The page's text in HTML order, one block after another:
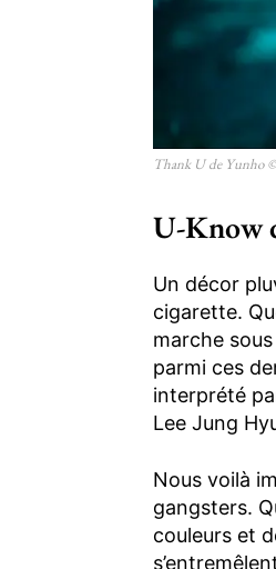
Thank U de Yunho
U-Know
Un décor
cigarette.
marche
parmi ces
interprété
Lee Jung
Nous voilà
gangsters.
couleurs et